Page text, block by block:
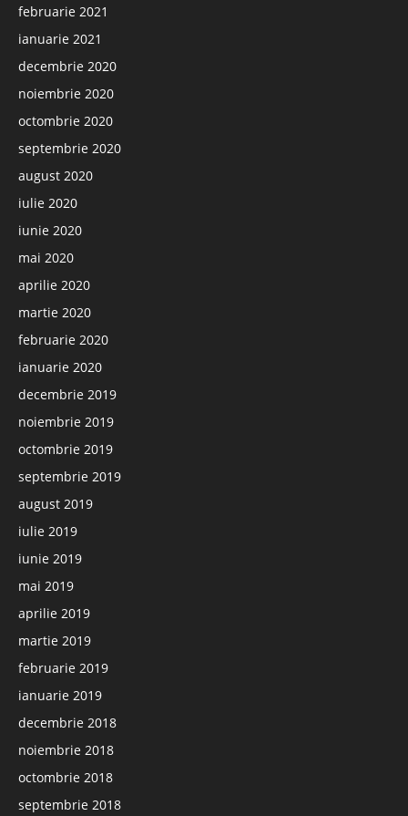
februarie 2021
ianuarie 2021
decembrie 2020
noiembrie 2020
octombrie 2020
septembrie 2020
august 2020
iulie 2020
iunie 2020
mai 2020
aprilie 2020
martie 2020
februarie 2020
ianuarie 2020
decembrie 2019
noiembrie 2019
octombrie 2019
septembrie 2019
august 2019
iulie 2019
iunie 2019
mai 2019
aprilie 2019
martie 2019
februarie 2019
ianuarie 2019
decembrie 2018
noiembrie 2018
octombrie 2018
septembrie 2018